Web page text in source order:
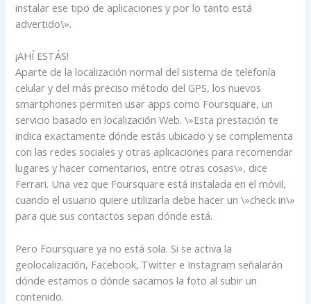
instalar ese tipo de aplicaciones y por lo tanto está
advertido\».
¡AHÍ ESTÁS!
Aparte de la localización normal del sistema de telefonía
celular y del más preciso método del GPS, los nuevos
smartphones permiten usar apps como Foursquare, un
servicio basado en localización Web. \»Esta prestación te
indica exactamente dónde estás ubicado y se complementa
con las redes sociales y otras aplicaciones para recomendar
lugares y hacer comentarios, entre otras cosas\», dice
Ferrari. Una vez que Foursquare está instalada en el móvil,
cuando el usuario quiere utilizarla debe hacer un \»check in\»
para que sus contactos sepan dónde está.
Pero Foursquare ya no está sola. Si se activa la
geolocalización, Facebook, Twitter e Instagram señalarán
dónde estamos o dónde sacamos la foto al subir un
contenido.